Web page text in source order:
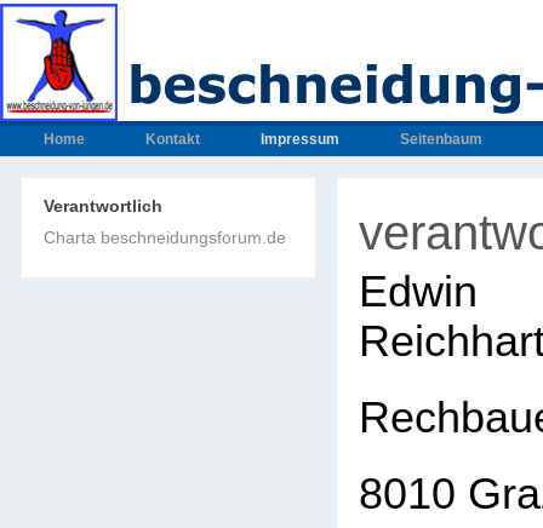
Home Kontakt Impressum Seitenbaum
Verantwortlich
Charta beschneidungsforum.de
8010